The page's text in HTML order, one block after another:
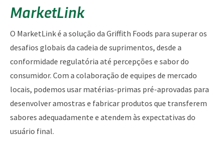
MarketLink
O MarketLink é a solução da Griffith Foods para superar os
desafios globais da cadeia de suprimentos, desde a
conformidade regulatória até percepções e sabor do
consumidor. Com a colaboração de equipes de mercado
locais, podemos usar matérias-primas pré-aprovadas para
desenvolver amostras e fabricar produtos que transferem
sabores adequadamente e atendem às expectativas do
usuário final.